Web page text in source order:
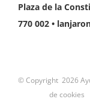
Plaza de la
770 002 •
© Copyright 2026
de cookies